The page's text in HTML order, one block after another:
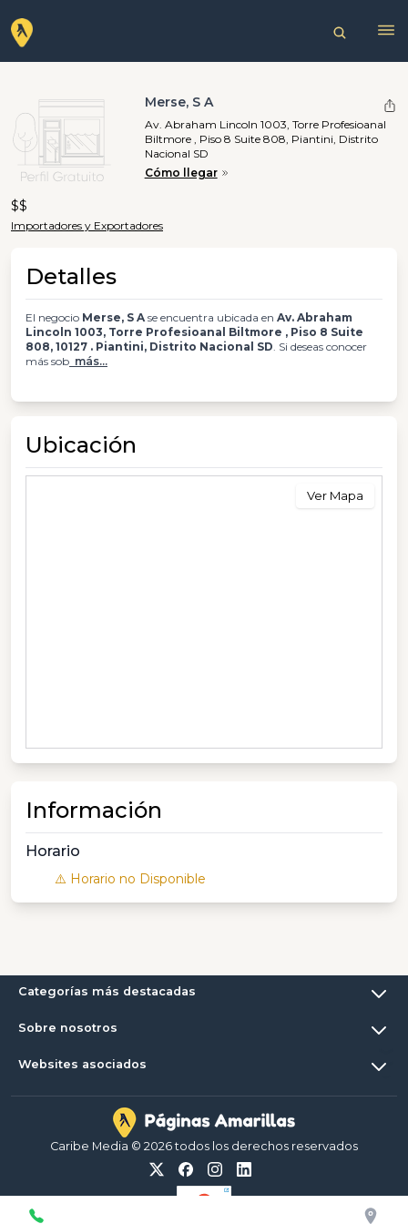
Merse, S A
Av. Abraham Lincoln 1003, Torre Profesioanal
Biltmore , Piso 8 Suite 808, Piantini, Distrito
Nacional SD
Cómo llegar
$$
Importadores y Exportadores
Detalles
El negocio Merse, S A se encuentra ubicada en Av. Abraham
Lincoln 1003, Torre Profesioanal Biltmore , Piso 8 Suite
808, 10127 . Piantini, Distrito Nacional SD. Si deseas conocer
más sob más...
Ubicación
Ver Mapa
Información
Horario
⚠️ Horario no Disponible
Categorías más destacadas
Sobre nosotros
Websites asociados
Caribe Media © 2026 todos los derechos reservados